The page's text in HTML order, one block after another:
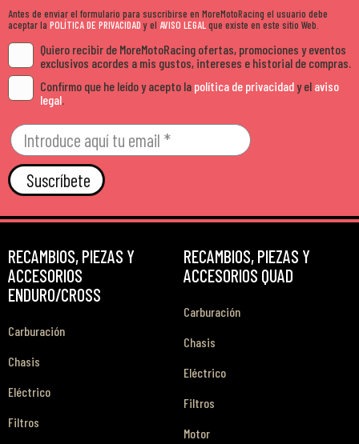
Antes de enviar el formulario para suscribirse en MoreMotoRacing el usuario debe
aceptar la POLÍTICA DE PRIVACIDADy el AVISO LEGALque existe en este sitio Web.
Quiero recibir de MoreMotoRacing ofertas, promociones y eventos
exclusivos acordes a mis gustos, intereses e historial de compras.
Confirmo que he leído y acepto la política de privacidady el aviso
legal.
Suscríbete
RECAMBIOS, PIEZAS Y
ACCESORIOS
ENDURO/CROSS
Carburación
Chasis
Eléctrico
Filtros
RECAMBIOS, PIEZAS Y
ACCESORIOS QUAD
Carburación
Chasis
Eléctrico
Filtros
Motor